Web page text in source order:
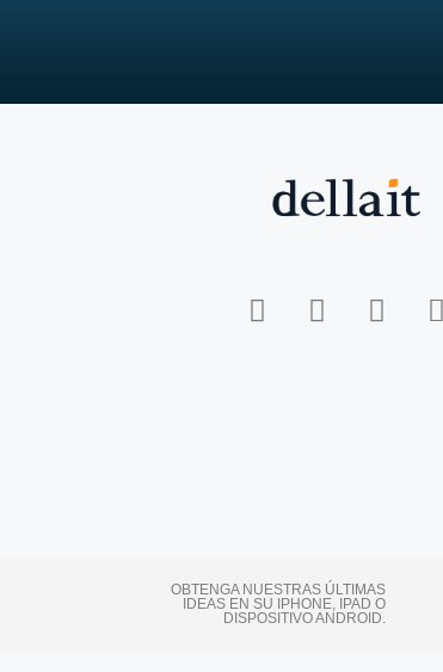
OBTENGA NUESTRAS ÚLTIMAS
IDEAS EN SU IPHONE, IPAD O
DISPOSITIVO ANDROID.